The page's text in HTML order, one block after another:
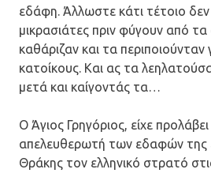
εδάφη. Άλλωστε κάτι τέτοιο δεν
μικρασιάτες πριν φύγουν από τα
καθάριζαν και τα
κατοίκους. Και ας τα
μετά και καίγοντάς τα…
Ο Άγιος Γρηγόριος, είχε
απελευθερωτή των εδαφών της
Θράκης τον ελληνικό στρατό